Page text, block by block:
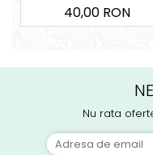
40,00 RON
Nu rata